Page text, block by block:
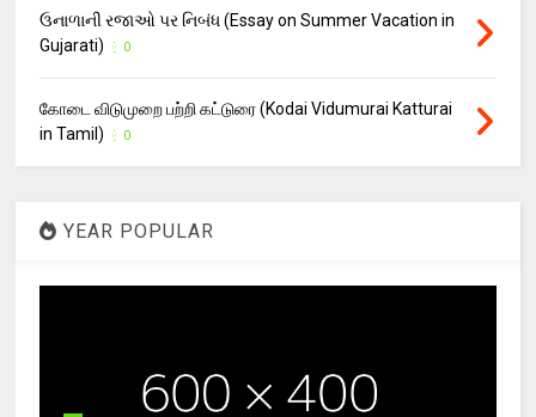
ઉનાળાની રજાઓ પર નિબંધ (Essay on Summer Vacation in
Gujarati)
0
கோடை விடுமுறை பற்றி கட்டுரை (Kodai Vidumurai Katturai
in Tamil)
0
YEAR POPULAR